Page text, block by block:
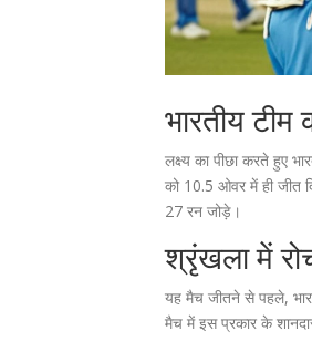
भारतीय टीम
लक्ष्य का पीछा करते हुए
को 10.5 ओवर में ही जीत
27 रन जोड़े।
श्रृंखला में
यह मैच जीतने से पहले,
मैच में इस प्रकार के